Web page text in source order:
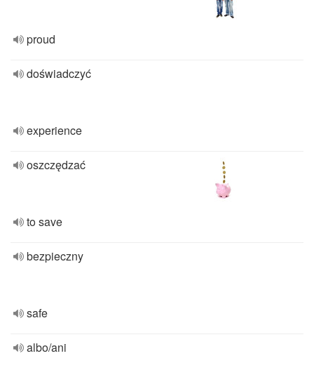
proud
doświadczyć
experience
oszczędzać
to save
bezpieczny
safe
albo/ani